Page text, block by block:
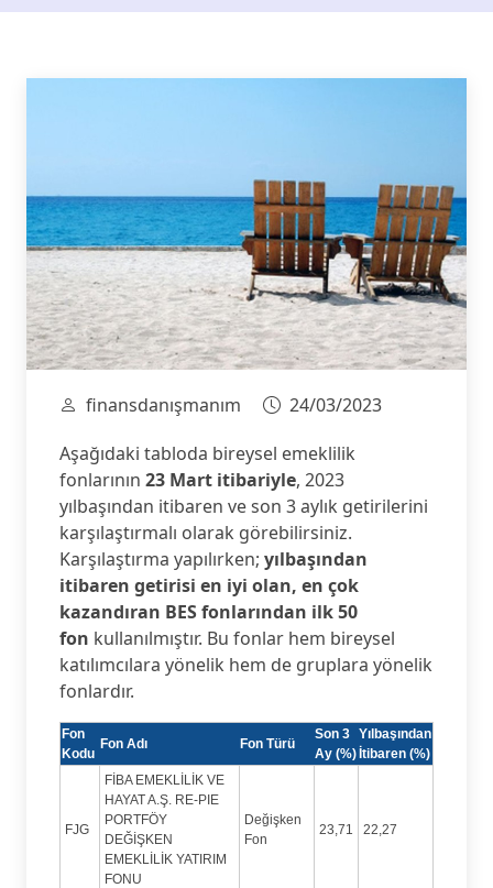
finansdanışmanım
24/03/2023
Aşağıdaki tabloda bireysel emeklilik
fonlarının 23 Mart itibariyle, 2023
yılbaşından itibaren ve son 3 aylık getirilerini
karşılaştırmalı olarak görebilirsiniz.
Karşılaştırma yapılırken; yılbaşından
itibaren getirisi en iyi olan, en çok
kazandıran BES fonlarından ilk 50
fon kullanılmıştır. Bu fonlar hem bireysel
katılımcılara yönelik hem de gruplara yönelik
fonlardır.
Fon
Kodu
Fon Adı Fon Türü
Son 3
Ay (%)
Yılbaşından
İtibaren (%)
FJG
FİBA EMEKLİLİK VE
HAYAT A.Ş. RE-PIE
PORTFÖY
DEĞİŞKEN
EMEKLİLİK YATIRIM
FONU
Değişken
Fon
23,71 22,27